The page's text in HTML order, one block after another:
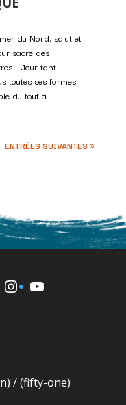
du Nord, salut et
sacré des
tant
toutes ses formes
du tout à...
ENTRÉES SUIVANTES »
Instagram
YouTube
/ (fifty-one)